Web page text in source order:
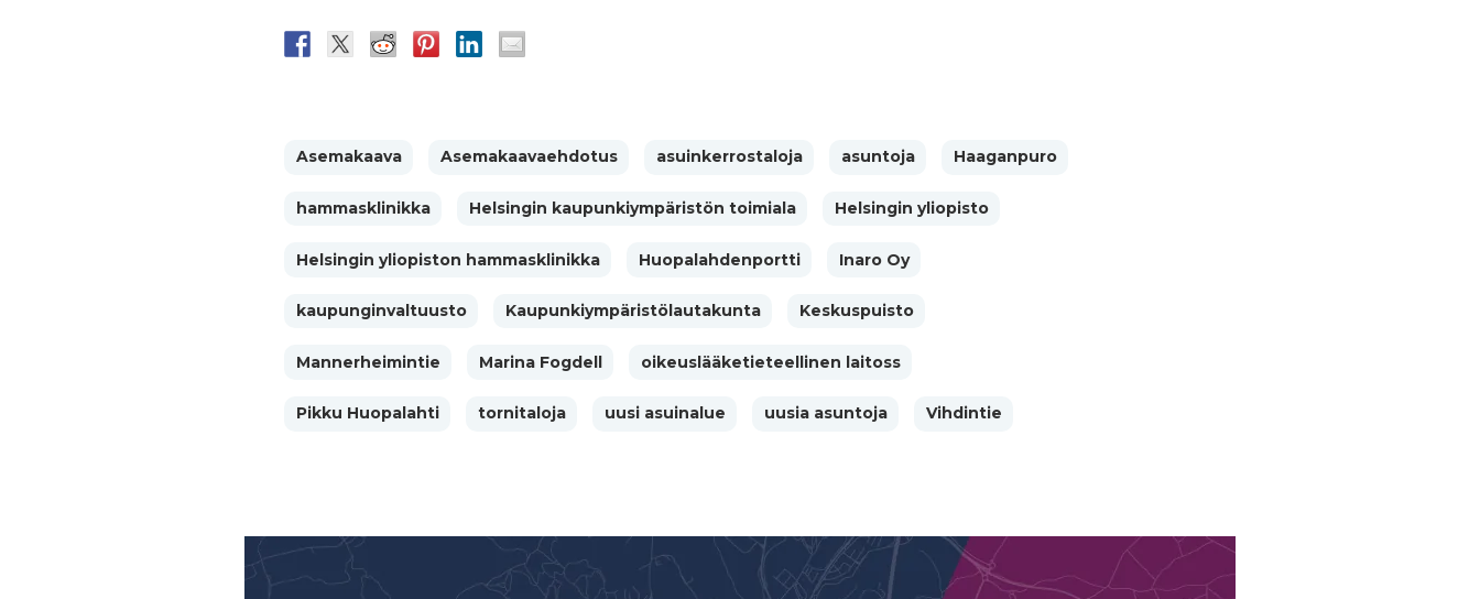
Asemakaava Asemakaavaehdotus asuinkerrostaloja asuntoja Haaganpuro
hammasklinikka Helsingin kaupunkiympäristön toimiala Helsingin yliopisto
Helsingin yliopiston hammasklinikka Huopalahdenportti Inaro Oy
kaupunginvaltuusto Kaupunkiympäristölautakunta Keskuspuisto
Mannerheimintie Marina Fogdell oikeuslääketieteellinen laitoss
Pikku Huopalahti tornitaloja uusi asuinalue uusia asuntoja Vihdintie